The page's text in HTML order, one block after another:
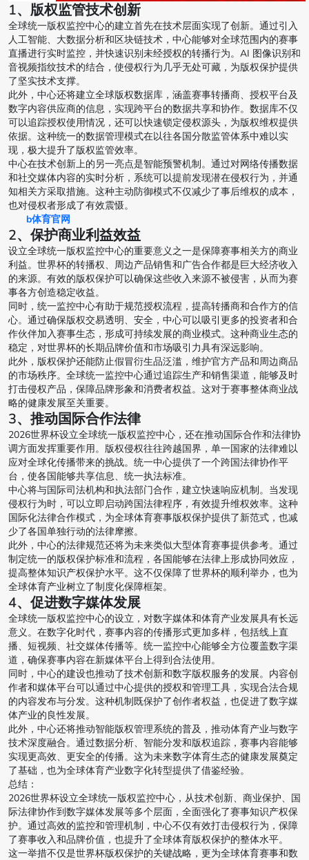
1、版权监管技术创新
全球统一版权监控中心的建立首先在技术层面实现了创新。通过引入
人工智能、大数据分析和区块链技术，中心能够对全球范围内的赛事
直播进行实时监控，并快速识别未经授权的转播行为。AI 图像识别和
音视频指纹技术的结合，使侵权行为几乎无处可藏，为版权保护提供
了坚实技术支撑。
此外，中心还将建立全球版权数据库，涵盖赛事转播商、授权平台及
数字内容供应商的信息，实现跨平台的数据共享和协作。数据库不仅
可以追踪授权使用情况，还可以快速锁定侵权源头，为版权维权提供
依据。这种统一的数据管理模式在以往各国分散监管体系中难以实
现，极大提升了版权监管效率。
中心在技术创新上的另一亮点是智能预警机制。通过对网络传播数据
和社交媒体内容的实时分析，系统可以提前发现潜在侵权行为，并通
知相关方采取措施。这种主动防御模式不仅减少了事后维权的成本，
也对侵权者形成了有效震慑。
b体育官网
2、保护商业利益效益
设立全球统一版权监控中心的重要意义之一是保障赛事相关方的商业
利益。世界杯的转播权、周边产品销售和广告合作都是巨大经济收入
的来源。有效的版权保护可以确保这些收入来源不被侵害，从而为赛
事各方创造稳定收益。
同时，统一监控中心有助于规范授权流程，提高转播商和合作方的信
心。通过确保版权交易透明、安全，中心可以吸引更多的投资者和合
作伙伴加入赛事生态，形成可持续发展的商业模式。这种商业生态的
稳定，对世界杯的长期品牌价值和市场吸引力具有深远影响。
此外，版权保护还能防止假冒衍生品泛滥，维护官方产品和周边商品
的市场秩序。全球统一监控中心通过追踪生产和销售渠道，能够及时
打击侵权产品，保障品牌形象和消费者权益。这对于赛事整体商业战
略的健康发展至关重要。
3、推动国际合作法律
2026世界杯设立全球统一版权监控中心，还在推动国际合作和法律协
调方面发挥重要作用。版权侵权往往跨越国界，单一国家的法律难以
应对全球化传播带来的挑战。统一中心提供了一个跨国法律协作平
台，使各国能够共享信息、统一执法标准。
中心将与国际司法机构和执法部门合作，建立快速响应机制。当发现
侵权行为时，可以立即启动跨国法律程序，有效提升维权效率。这种
国际化法律合作模式，为全球体育赛事版权保护提供了新范式，也减
少了各国单独行动的法律摩擦。
此外，中心的法律规范还将为未来类似大型体育赛事提供参考。通过
制定统一的版权保护标准和流程，各国能够在法律上形成协同效应，
提高整体知识产权保护水平。这不仅保障了世界杯的顺利举办，也为
全球体育产业树立了制度化保障框架。
4、促进数字媒体发展
全球统一版权监控中心的设立，对数字媒体和体育产业发展具有长远
意义。在数字化时代，赛事内容的传播形式更加多样，包括线上直
播、短视频、社交媒体传播等。统一监控中心能够全方位覆盖数字渠
道，确保赛事内容在新媒体平台上得到合法使用。
同时，中心的建设也推动了技术创新和数字版权服务的发展。内容创
作者和媒体平台可以通过中心提供的授权和管理工具，实现合法合规
的内容发布与分发。这种机制既保护了创作者权益，也促进了数字媒
体产业的良性发展。
此外，中心还将推动智能版权管理系统的普及，推动体育产业与数字
技术深度融合。通过数据分析、智能分发和版权追踪，赛事内容能够
实现更高效、更安全的传播。这为未来数字体育生态的健康发展奠定
了基础，也为全球体育产业数字化转型提供了借鉴经验。
总结：
2026世界杯设立全球统一版权监控中心，从技术创新、商业保护、国
际法律协作到数字媒体发展等多个层面，全面强化了赛事知识产权保
护。通过高效的监控和管理机制，中心不仅有效打击侵权行为，保障
了赛事收入和品牌价值，也提升了全球体育版权保护的整体水平。
这一举措不仅是世界杯版权保护的关键战略，更为全球体育赛事和数